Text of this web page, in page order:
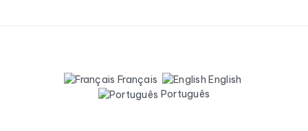
Français
English
Português